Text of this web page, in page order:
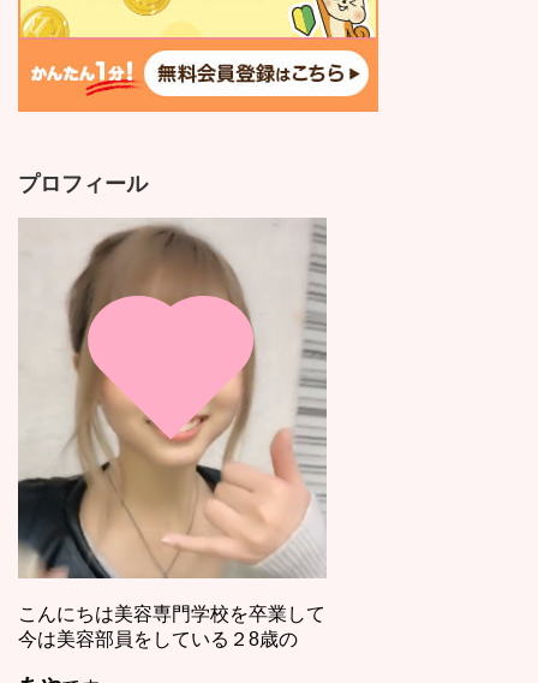
プロフィール
こんにちは美容専門学校を卒業して
今は美容部員をしている２8歳の